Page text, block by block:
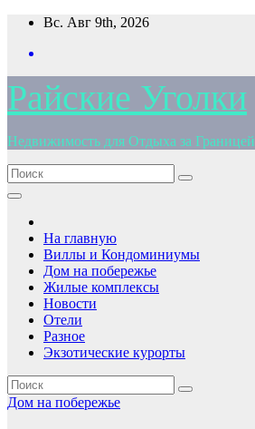
Перейти
содержимому
Вс. Авг 9th, 2026
Райские Уголки
Недвижимость для Отдыха за Границей
На главную
Виллы и Кондоминиумы
Дом на побережье
Жилые комплексы
Новости
Отели
Разное
Экзотические курорты
Дом на побережье